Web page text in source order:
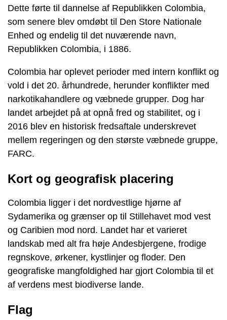
Dette førte til dannelse af Republikken Colombia,
som senere blev omdøbt til Den Store Nationale
Enhed og endelig til det nuværende navn,
Republikken Colombia, i 1886.
Colombia har oplevet perioder med intern konflikt og
vold i det 20. århundrede, herunder konflikter med
narkotikahandlere og væbnede grupper. Dog har
landet arbejdet på at opnå fred og stabilitet, og i
2016 blev en historisk fredsaftale underskrevet
mellem regeringen og den største væbnede gruppe,
FARC.
Kort og geografisk placering
Colombia ligger i det nordvestlige hjørne af
Sydamerika og grænser op til Stillehavet mod vest
og Caribien mod nord. Landet har et varieret
landskab med alt fra høje Andesbjergene, frodige
regnskove, ørkener, kystlinjer og floder. Den
geografiske mangfoldighed har gjort Colombia til et
af verdens mest biodiverse lande.
Flag